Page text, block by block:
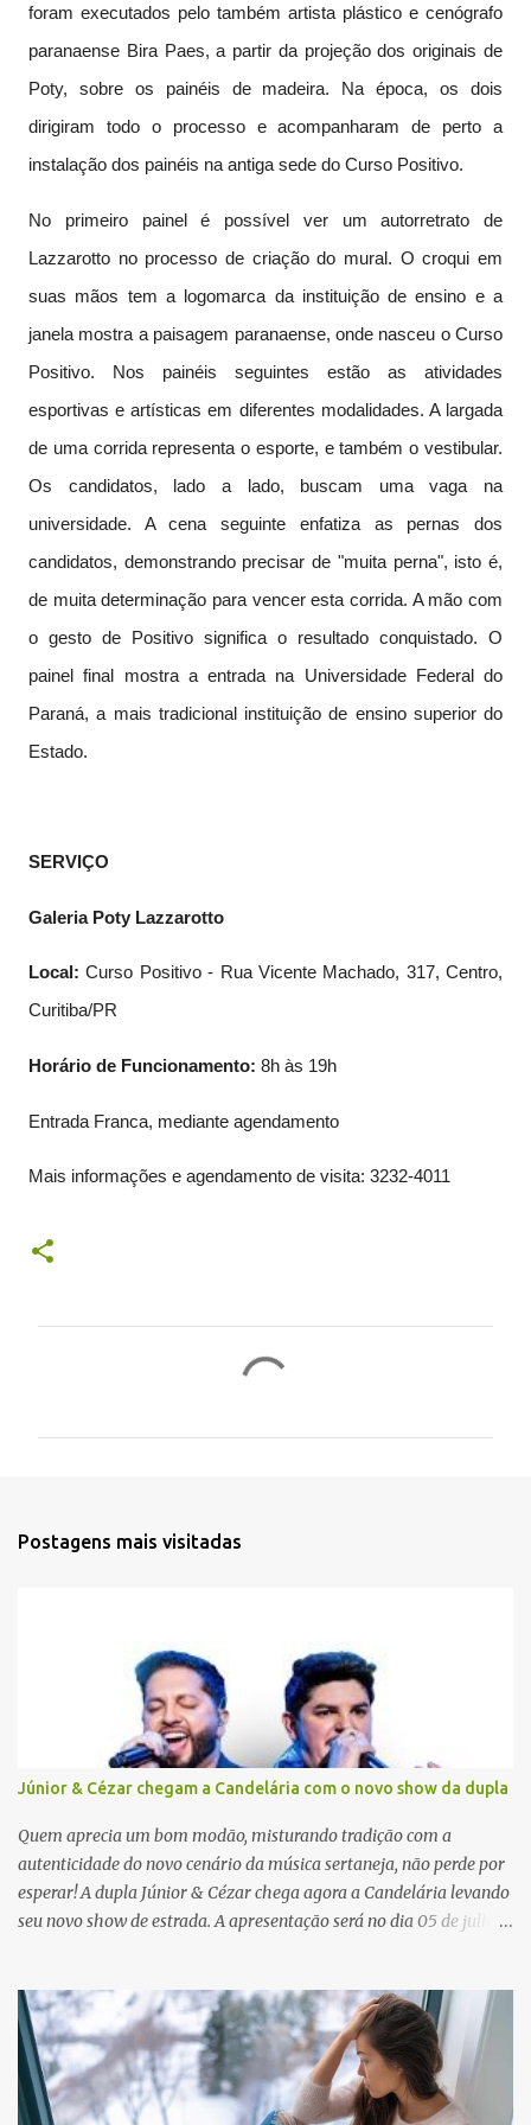
foram executados pelo também artista plástico e cenógrafo
paranaense Bira Paes, a partir da projeção dos originais de
Poty, sobre os painéis de madeira. Na época, os dois
dirigiram todo o processo e acompanharam de perto a
instalação dos painéis na antiga sede do Curso Positivo.
No primeiro painel é possível ver um autorretrato de
Lazzarotto no processo de criação do mural. O croqui em
suas mãos tem a logomarca da instituição de ensino e a
janela mostra a paisagem paranaense, onde nasceu o Curso
Positivo. Nos painéis seguintes estão as atividades
esportivas e artísticas em diferentes modalidades. A largada
de uma corrida representa o esporte, e também o vestibular.
Os candidatos, lado a lado, buscam uma vaga na
universidade. A cena seguinte enfatiza as pernas dos
candidatos, demonstrando precisar de "muita perna", isto é,
de muita determinação para vencer esta corrida. A mão com
o gesto de Positivo significa o resultado conquistado. O
painel final mostra a entrada na Universidade Federal do
Paraná, a mais tradicional instituição de ensino superior do
Estado.
SERVIÇO
Galeria Poty Lazzarotto
Local:Curso Positivo - Rua Vicente Machado, 317, Centro,
Curitiba/PR
Horário de Funcionamento: 8h às 19h
Entrada Franca, mediante agendamento
Mais informações e agendamento de visita: 3232-4011
Postagens mais visitadas
Júnior & Cézar chegam a Candelária com o novo show da dupla
Quem aprecia um bom modão, misturando tradição com a
autenticidade do novo cenário da música sertaneja, não perde por
esperar! A dupla Júnior & Cézar chega agora a Candelária levando
seu novo show de estrada. A apresentação será no dia 05 de julho
barriga diferente. O projeto ‘Simplesmente’ ainda nem foi lançado
por completo e já ver o público cantando com a gente, show após
show, é algo surreal. Muita gente que nos acompanha, desde os
tempos de ‘Clone’ e ‘Golzinho Quadrado’ e, poder seguir juntos
agora, nessa caminhada com ‘Fraquinho de Aparência’, é